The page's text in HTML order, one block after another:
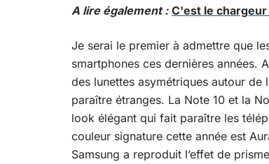
A lire également : C'est le chargeur
Je serai le premier à admettre que
smartphones ces dernières années.
des lunettes asymétriques autour
paraître étranges. La Note 10 et la
look élégant qui fait paraître les
couleur signature cette année est
Samsung a reproduit l’effet de